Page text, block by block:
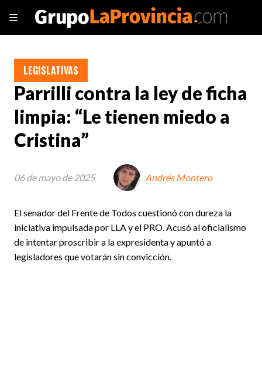
Parrilli contra la ley de ficha
limpia: “Le tienen miedo a
Cristina”
El senador del Frente de Todos cuestionó con dureza la
iniciativa impulsada por LLA y el PRO. Acusó al oficialismo
de intentar proscribir a la expresidenta y apuntó a
legisladores que votarán sin convicción.
LEGISLATIVAS
06 de mayo de 2025 Andrés Montero